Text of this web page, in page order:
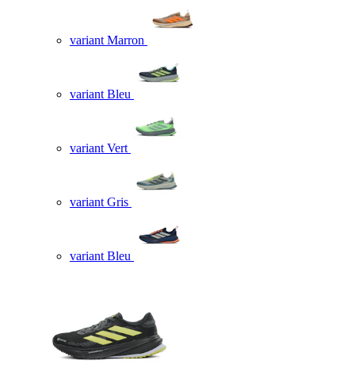
variant Marron
variant Bleu
variant Vert
variant Gris
variant Bleu